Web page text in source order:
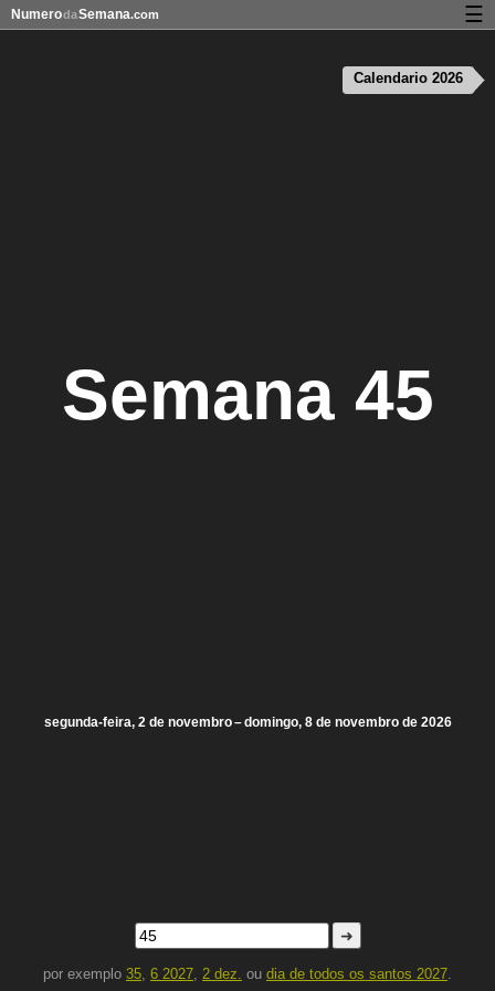
Semana 45
segunda-feira, 2 de novembro – domingo, 8 de novembro de 2026
➜
por exemplo 35, 6 2027, 2 dez. ou dia de todos os santos 2027.
Calendario 2026
NumerodaSemana.com ☰